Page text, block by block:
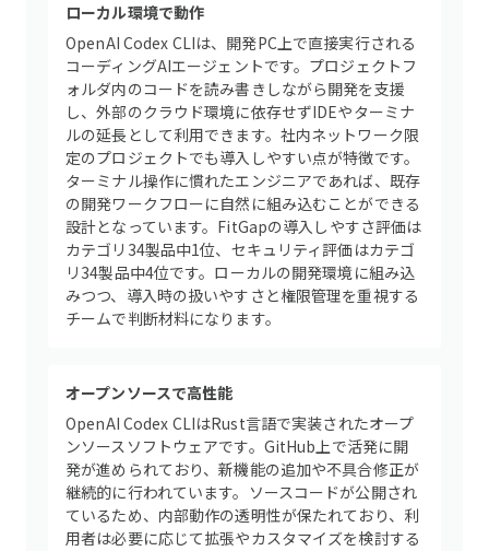
ローカル環境で動作
OpenAI Codex CLIは、開発PC上で直接実行される
コーディングAIエージェントです。プロジェクトフ
ォルダ内のコードを読み書きしながら開発を支援
し、外部のクラウド環境に依存せずIDEやターミナ
ルの延長として利用できます。社内ネットワーク限
定のプロジェクトでも導入しやすい点が特徴です。
ターミナル操作に慣れたエンジニアであれば、既存
の開発ワークフローに自然に組み込むことができる
設計となっています。FitGapの導入しやすさ評価は
カテゴリ34製品中1位、セキュリティ評価はカテゴ
リ34製品中4位です。ローカルの開発環境に組み込
みつつ、導入時の扱いやすさと権限管理を重視する
チームで判断材料になります。
オープンソースで高性能
OpenAI Codex CLIはRust言語で実装されたオープ
ンソースソフトウェアです。GitHub上で活発に開
発が進められており、新機能の追加や不具合修正が
継続的に行われています。ソースコードが公開され
ているため、内部動作の透明性が保たれており、利
用者は必要に応じて拡張やカスタマイズを検討する